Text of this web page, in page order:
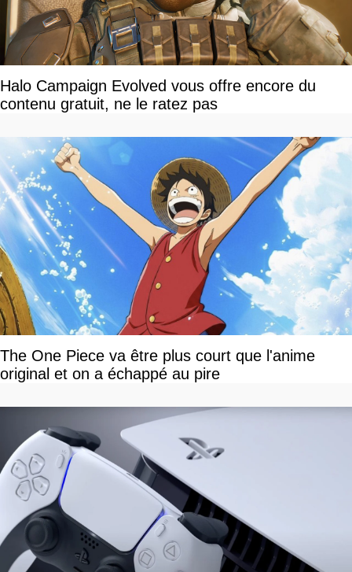
Halo Campaign Evolved vous offre encore du
contenu gratuit, ne le ratez pas
The One Piece va être plus court que l'anime
original et on a échappé au pire